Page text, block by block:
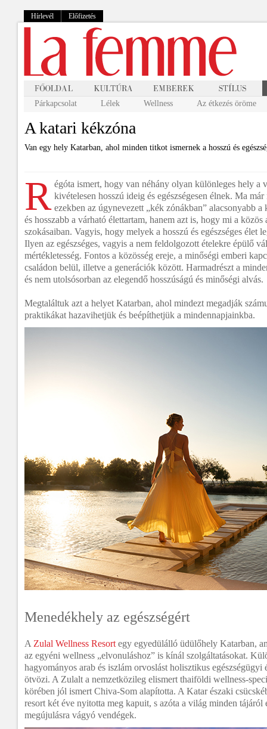
Hírlevél Előfizetés
Párkapcsolat Lélek Wellness Az étkezés öröme
A katari kékzóna
Van egy hely Katarban, ahol minden titkot ismernek a hosszú és
R égóta ismert, hogy van néhány olyan különleges hely a
kivételesen hosszú ideig és egészségesen élnek. Ma
ezekben az úgynevezett „kék zónákban” alacsonyabb a
és hosszabb a várható élettartam, hanem azt is, hogy mi a
szokásaiban. Vagyis, hogy melyek a hosszú és egészséges élet
Ilyen az egészséges, vagyis a nem feldolgozott ételekre épülő
mértékletesség. Fontos a közösség ereje, a minőségi emberi
családon belül, illetve a generációk között. Harmadrészt a
és nem utolsósorban az elegendő hosszúságú és minőségi alvás.
Megtaláltuk azt a helyet Katarban, ahol mindezt megadják
praktikákat hazavihetjük és beépíthetjük a mindennapjainkba.
Menedékhely az egészségért
A Zulal Wellness Resort egy egyedülálló üdülőhely Katarban,
az egyéni wellness „elvonuláshoz” is kínál szolgáltatásokat.
hagyományos arab és iszlám orvoslást holisztikus
ötvözi. A Zulalt a nemzetközileg elismert thaiföldi wellness-
körében jól ismert Chiva-Som alapította. A Katar északi
resort két éve nyitotta meg kapuit, s azóta a világ minden tájáról
megújulásra vágyó vendégek.